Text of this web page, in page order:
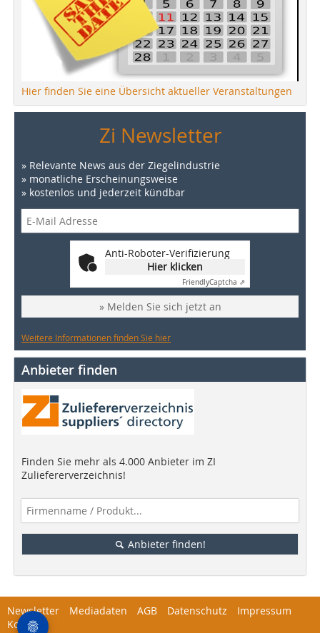
Hier finden Sie eine Übersicht aktueller Veranstaltungen
Zi Newsletter
» Relevante News aus der Ziegelindustrie
» monatliche Erscheinungsweise
» kostenlos und jederzeit kündbar
Anti-Roboter-Verifizierung
Hier klicken
FriendlyCaptcha ⇗
» Melden Sie sich jetzt an
Weitere Informationen finden Sie hier
Anbieter finden
Finden Sie mehr als 4.000 Anbieter im ZI
Zuliefererverzeichnis!
Anbieter finden!
Newsletter Mediadaten AGB Datenschutz
Impressum
Kontakt